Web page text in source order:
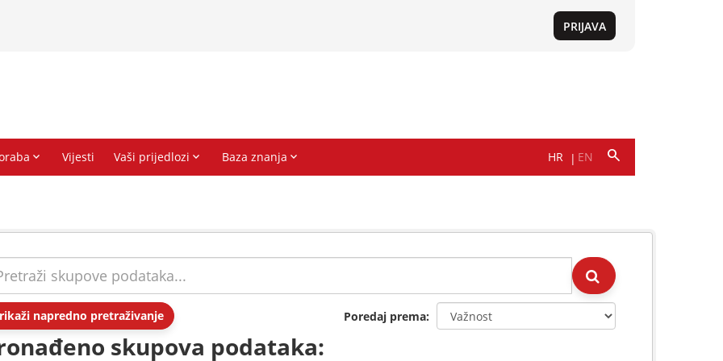
napredno pretraživanje Poredaj prema
skupova podataka: